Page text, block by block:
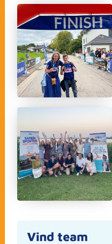
Vind team